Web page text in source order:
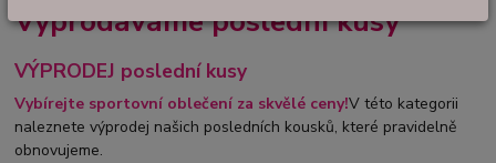
Vyprodáváme poslední kusy
VÝPRODEJ poslední kusy
Vybírejte sportovní oblečení za skvělé ceny!V této kategorii
naleznete výprodej našich posledních kousků, které pravidelně
obnovujeme.